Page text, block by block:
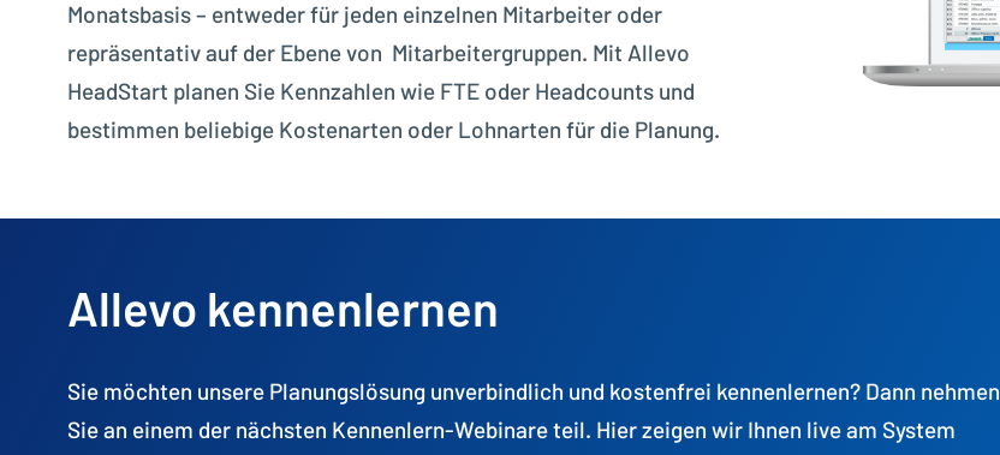
Monatsbasis – entweder für jeden einzelnen Mitarbeiter oder
repräsentativ auf der Ebene von Mitarbeitergruppen. Mit Allevo
HeadStart planen Sie Kennzahlen wie FTE oder Headcounts und
bestimmen beliebige Kostenarten oder Lohnarten für die Planung.
Allevo kennenlernen
Sie möchten unsere Planungslösung unverbindlich und kostenfrei kennenlernen? Dann nehmen
Sie an einem der nächsten Kennenlern-Webinare teil. Hier zeigen wir Ihnen live am System